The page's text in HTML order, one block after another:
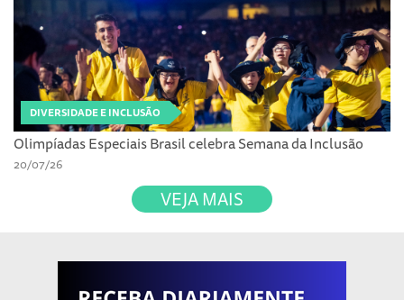
DIVERSIDADE E INCLUSÃO
Olimpíadas Especiais Brasil celebra Semana da Inclusão
20/07/26
VEJA MAIS